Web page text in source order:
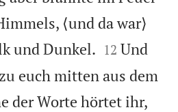
⟨und da war⟩
und Dunkel. 

12 Und
euch mitten aus dem
der Worte hörtet ihr,